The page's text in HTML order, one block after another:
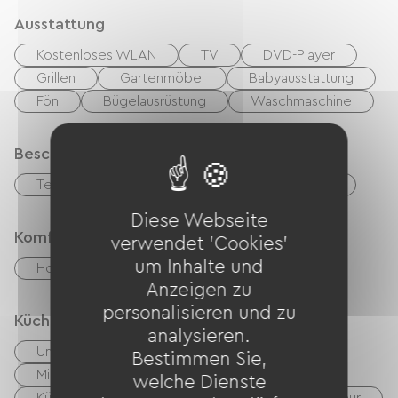
Ausstattung
Kostenloses WLAN TV
DVD-Player
Grillen
Gartenmöbel
Babyausstattung
Fön
Bügelausrüstung Waschmaschine
Beschreibung
Terrasse Wohnzimmer / Aufenthaltsraum
Komfort
Holzofen
Küche
Unabhängige Küche
Cuisinière
Mikrowelle
Vier
Hotte strebt
Diese Webseite
verwendet 'Cookies'
um Inhalte und
Anzeigen zu
personalisieren und zu
analysieren.
Bestimmen Sie,
welche Dienste